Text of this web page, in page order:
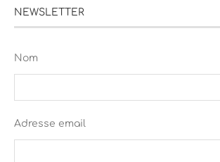
NEWSLETTER
Nom
Adresse email